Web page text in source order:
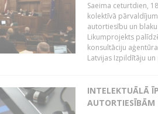
Saeima ceturtdien,
kolektīvā
autortiesību un
Likumprojekts
konsultāciju
Latvijas Izpildītāju
INTELEKTUĀLĀ